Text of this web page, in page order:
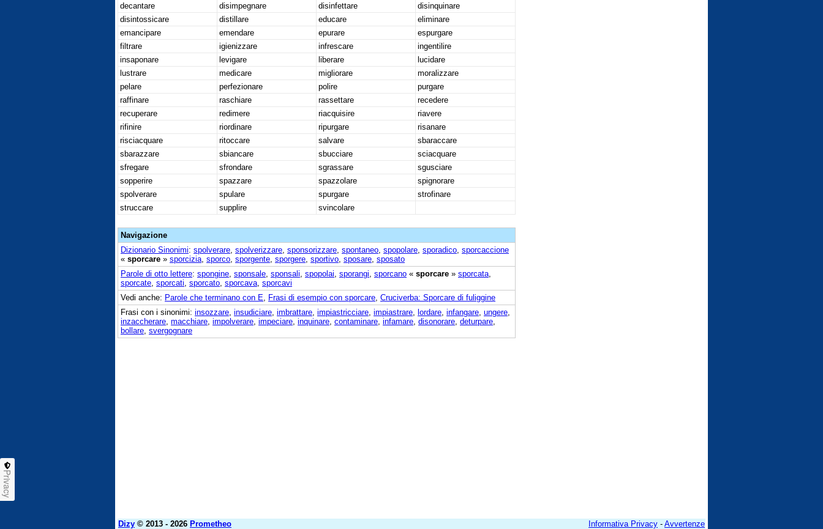
decantare
disimpegnare disinfettare
disinquinare
disintossicare
distillare educare
eliminare
emancipare
emendare epurare
espurgare
filtrare
igienizzare infrescare
ingentilire
insaponare
levigare liberare
lucidare
lustrare
medicare migliorare
moralizzare
pelare
perfezionare polire
purgare
raffinare
raschiare rassettare
recedere
recuperare
redimere riacquisire
riavere
rifinire
riordinare ripurgare
risanare
risciacquare
ritoccare salvare
sbaraccare
sbarazzare
sbiancare sbucciare
sciacquare
sfregare
sfrondare sgrassare
sgusciare
sopperire
spazzare spazzolare
spignorare
spolverare
spulare spurgare
strofinare
struccare
supplire svincolare
Navigazione
Dizionario Sinonimi: spolverare spolverizzare sponsorizzare spontaneo spopolare sporadico sporcaccione
« sporcare » sporcizia sporco sporgente sporgere sportivo sposare sposato
Parole di otto lettere: spongine sponsale sponsali spopolai sporangi sporcano « sporcare » sporcata
sporcate sporcati sporcato sporcava sporcavi
Vedi anche: Parole che terminano con E Frasi di esempio con sporcare Cruciverba: Sporcare di fuliggine
Frasi con i sinonimi: insozzare insudiciare imbrattare impiastricciare impiastrare lordare infangare ungere
inzaccherare macchiare impolverare impeciare inquinare contaminare infamare disonorare deturpare
bollare svergognare
Dizy © 2013 - 2026 Prometheo Informativa Privacy - Avvertenze
Privacy